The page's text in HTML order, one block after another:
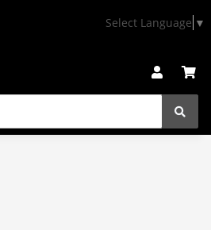
Select Language ▼